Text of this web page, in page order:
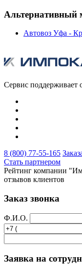
Альтернативный
Автовоз Уфа -
Сервис поддерживает
8 (800) 77-55-165
Стать партнером
Рейтинг компании
отзывов клиентов
Заказ звонка
Ф.И.О.
Заявка на